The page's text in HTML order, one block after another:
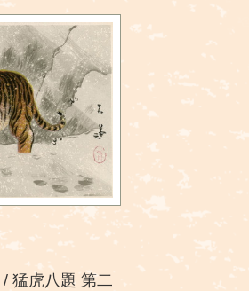
猛虎八題 第二